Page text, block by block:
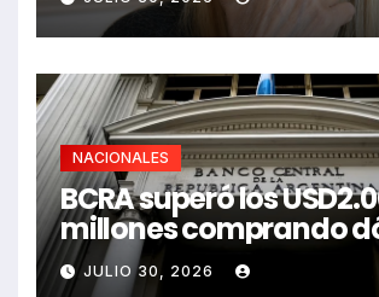
NACIONALES
BCRA superó los
millones comprando
JULIO 30, 2026